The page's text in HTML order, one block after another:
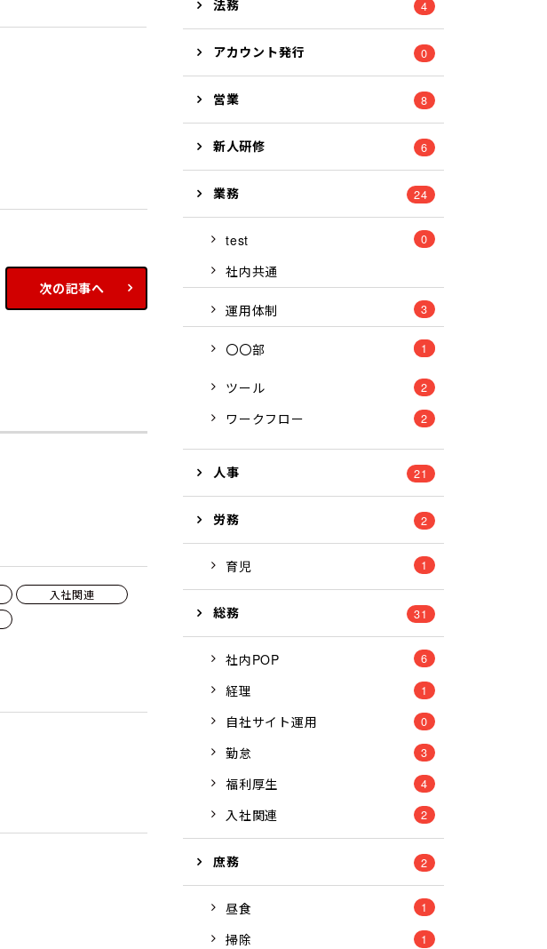
次の記事へ
入社関連
法務 4
アカウント発行 0
営業 8
新人研修 6
業務 24
test 0
社内共通
8
運用体制 3
〇〇部 1
ツール 2
ワークフロー 2
人事 21
労務 2
育児 1
総務 31
社内POP 6
経理 1
自社サイト運用 0
勤怠 3
福利厚生 4
入社関連 2
庶務 2
昼食 1
掃除 1